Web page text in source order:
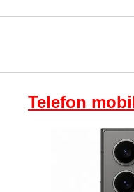
Telefon